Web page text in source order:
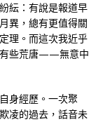
紜：有說是報道早
異，總有更值得關
理。而這次我近乎
有些荒唐——無意中
身經歷。一次聚
凌的過去，話音未